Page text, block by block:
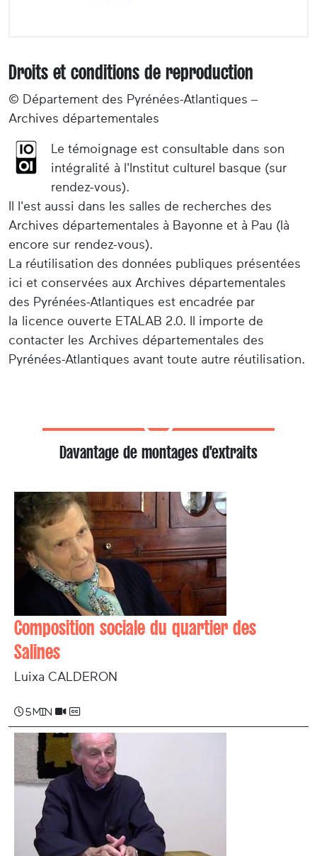
Droits et conditions de reproduction
© Département des Pyrénées-Atlantiques –
Archives départementales
Le témoignage est consultable dans son
intégralité à l'Institut culturel basque (sur
rendez-vous).
Il l'est aussi dans les salles de recherches des
Archives départementales à Bayonne et à Pau (là
encore sur rendez-vous).
La réutilisation des données publiques présentées
ici et conservées aux Archives départementales
des Pyrénées-Atlantiques est encadrée par
la licence ouverte ETALAB 2.0. Il importe de
contacter les Archives départementales des
Pyrénées-Atlantiques avant toute autre réutilisation.
Davantage de montages d'extraits
Composition sociale du quartier des
Salines
Luixa CALDERON
5 min